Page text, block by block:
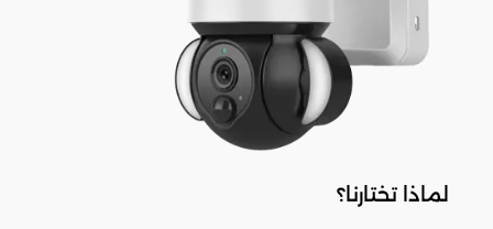
لماذا تختارنا؟